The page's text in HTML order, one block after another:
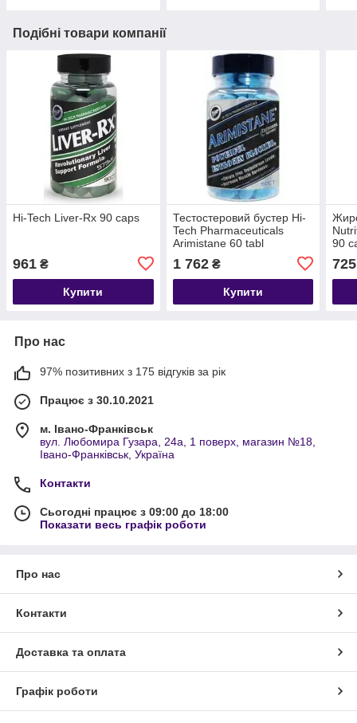
Подібні товари компанії
Hi-Tech Liver-Rx 90 caps
961 ₴
Купити
Тестостеровий бустер Hi-
Tech Pharmaceuticals
Arimistane 60 tabl
1 762₴
Купити
90
725
Про нас
97% позитивних з 175 відгуків за рік
Працює з 30.10.2021
м. Івано-Франківськ
вул. Любомира Гузара, 24а, 1 поверх, магазин №18,
Івано-Франківськ, Україна
Контакти
Сьогодні працює з 09:00 до 18:00
Показати весь графік роботи
Про нас
Контакти
Доставка та оплата
Графік роботи